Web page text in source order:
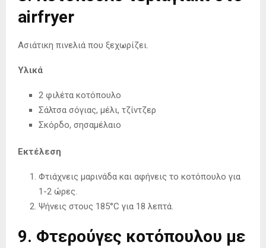
airfryer
Ασιάτικη πινελιά που ξεχωρίζει.
Υλικά
2 φιλέτα κοτόπουλο
Σάλτσα σόγιας, μέλι, τζίντζερ
Σκόρδο, σησαμέλαιο
Εκτέλεση
Φτιάχνεις μαρινάδα και αφήνεις το κοτόπουλο για
1-2 ώρες.
Ψήνεις στους 185°C για 18 λεπτά.
9. Φτερούγες κοτόπουλου με